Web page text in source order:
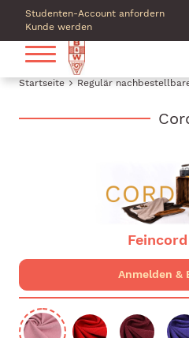
Studenten-Account anfordern
Kunde werden
Startseite Regulär